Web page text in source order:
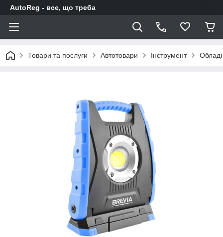
AutoReg - все, що треба
Товари та послуги Автотовари Інструмент